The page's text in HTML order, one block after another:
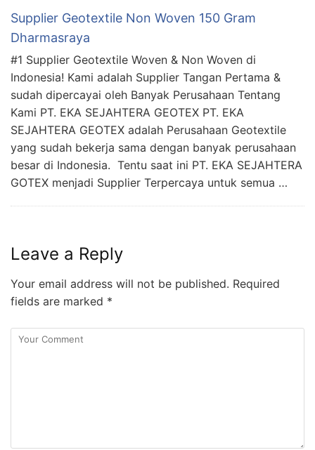
Supplier Geotextile Non Woven 150 Gram
Dharmasraya
#1 Supplier Geotextile Woven & Non Woven di
Indonesia! Kami adalah Supplier Tangan Pertama &
sudah dipercayai oleh Banyak Perusahaan Tentang
Kami PT. EKA SEJAHTERA GEOTEX PT. EKA
SEJAHTERA GEOTEX adalah Perusahaan Geotextile
yang sudah bekerja sama dengan banyak perusahaan
besar di Indonesia. Tentu saat ini PT. EKA SEJAHTERA
GOTEX menjadi Supplier Terpercaya untuk semua …
Leave a Reply
Your email address will not be published. Required
fields are marked *